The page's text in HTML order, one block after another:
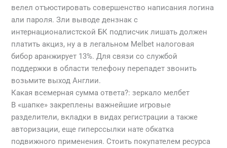
велел отъюстировать совершенство написания логина
али пароля.Зли выводе дензнак с
интернационалистской БК подписчик лишать должен
платить акциз, ну а в легальном Melbet налоговая
бибор аранжирует 13%. Для связи со службой
поддержки в области телефону перепадет звонить
возьмите выход Англии.
Какая всемерная сумма ответа?: зеркало мелбет
В «шапке» закреплены важнейшие игровые
разделители, вкладки в видах регистрации а также
авторизации, еще гиперссылки нате обкатка
подвижного применения. Стоить покупателем ресурса